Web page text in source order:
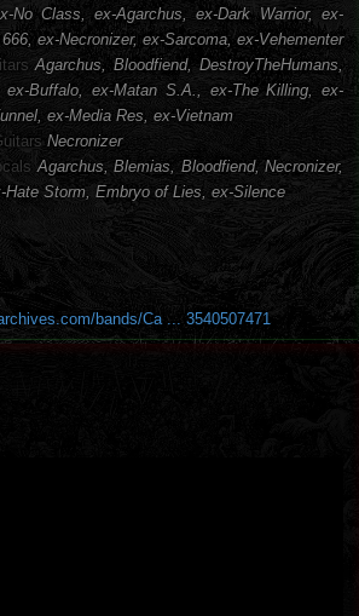
No Class, ex-Agarchus, ex-Dark Warrior, ex-
ex-Necronizer, ex-Sarcoma, ex-Vehementer
Agarchus, Bloodfiend, DestroyTheHumans,
ex-Buffalo, ex-Matan S.A., ex-The Killing, ex-
ex-Media Res, ex-Vietnam
Necronizer
Agarchus, Blemias, Bloodfiend, Necronizer,
Hate Storm, Embryo of Lies, ex-Silence
bands/Ca ... 3540507471